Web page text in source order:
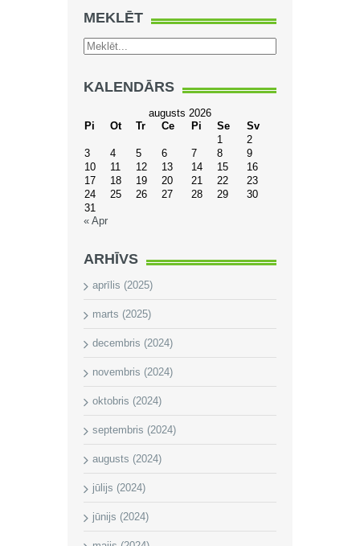
MEKLĒT
KALENDĀRS
augusts 2026
Pi
Ot Tr Ce Pi Se
Sv
1
2
3
4 5 6 7 8
9
10
11 12 13 14 15
16
17
18 19 20 21 22
23
24
25 26 27 28 29
30
31
« Apr
ARHĪVS
aprīlis (2025)
marts (2025)
decembris (2024)
novembris (2024)
oktobris (2024)
septembris (2024)
augusts (2024)
jūlijs (2024)
jūnijs (2024)